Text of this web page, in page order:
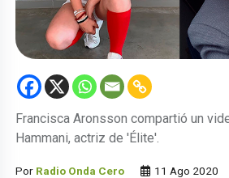
Francisca Aronsson compartió un
Hammani, actriz de 'Élite'.
Por Radio Onda Cero 11 Ago 2020